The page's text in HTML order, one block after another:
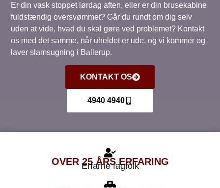
Er din vask stoppet lørdag aften, eller er din brusekabine
fuldstændig oversvømmet? Går du rundt om dig selv
uden at vide, hvad du skal gøre ved problemet? Kontakt
os med det samme, når uheldet er ude, og vi kommer og
laver slamsugning i Ballerup.
KONTAKT OS
4940 4940
OVER 25 ÅRS ERFARING
Erfarne fagfolk